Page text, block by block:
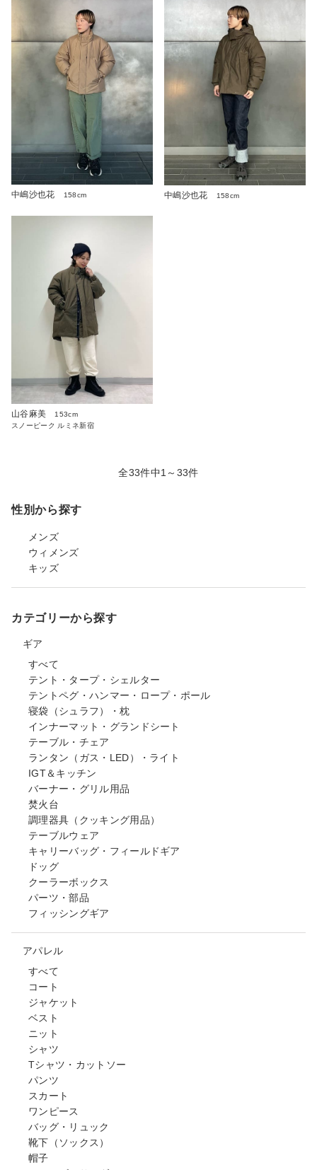
中嶋沙也花 158cm 中嶋沙也花 158cm
山谷麻美
153cm
スノーピーク ルミネ新宿
全33件中1～33件
性別から探す
メンズ
ウィメンズ
キッズ
カテゴリーから探す
ギア
すべて
テント・タープ・シェルター
テントペグ・ハンマー・ロープ・ポール
寝袋（シュラフ）・枕
インナーマット・グランドシート
テーブル・チェア
ランタン（ガス・LED）・ライト
IGT＆キッチン
バーナー・グリル用品
焚火台
調理器具（クッキング用品）
テーブルウェア
キャリーバッグ・フィールドギア
ドッグ
クーラーボックス
パーツ・部品
フィッシングギア
アパレル
すべて
コート
ジャケット
ベスト
ニット
シャツ
Tシャツ・カットソー
パンツ
スカート
ワンピース
バッグ・リュック
靴下（ソックス）
帽子